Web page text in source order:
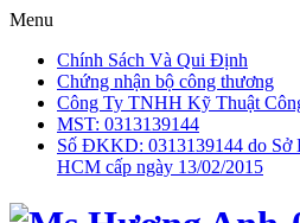
Menu
Chính Sách Và Qui Định
Chứng nhận bộ công thương
Công Ty TNHH Kỹ Thuật
MST: 0313139144
Số ĐKKD: 0313139144 do Sở
HCM cấp ngày 13/02/2015